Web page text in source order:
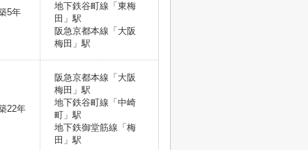
5年
地下鉄谷町線「東梅
田」駅
阪急京都本線「大阪
梅田」駅
22年
阪急京都本線「大阪
梅田」駅
地下鉄谷町線「中崎
町」駅
地下鉄御堂筋線「梅
田」駅